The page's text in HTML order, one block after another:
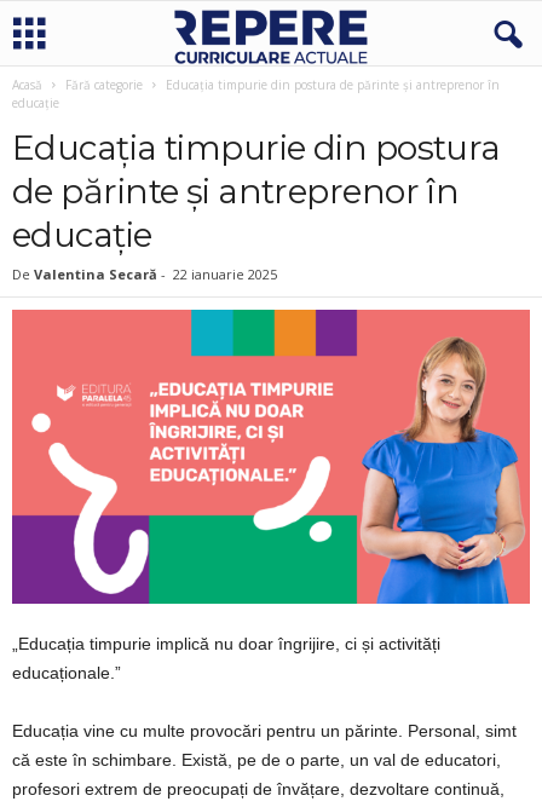
Acasă Fără categorie
Educația timpurie din postura de părinte și antreprenor în
educație
Educația timpurie din postura
de părinte și antreprenor în
educație
De Valentina Secară - 22 ianuarie 2025
„Educația timpurie implică nu doar îngrijire, ci și activități
educaționale.”
Educația vine cu multe provocări pentru un părinte. Personal, simt
că este în schimbare. Există, pe de o parte, un val de educatori,
profesori extrem de preocupați de învățare, dezvoltare continuă,